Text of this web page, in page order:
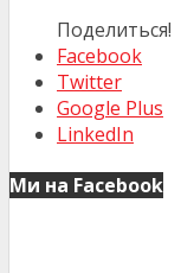
Поделиться!
Facebook
Twitter
Google Plus
LinkedIn
Ми на Facebook